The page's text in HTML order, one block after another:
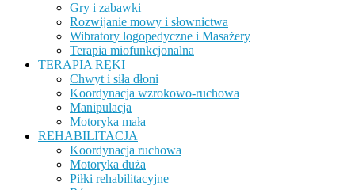
Gry i zabawki
Rozwijanie mowy i słownictwa
Wibratory logopedyczne i Masażery
Terapia miofunkcjonalna
TERAPIA RĘKI
Chwyt i siła dłoni
Koordynacja wzrokowo-ruchowa
Manipulacja
Motoryka mała
REHABILITACJA
Koordynacja ruchowa
Motoryka duża
Piłki rehabilitacyjne